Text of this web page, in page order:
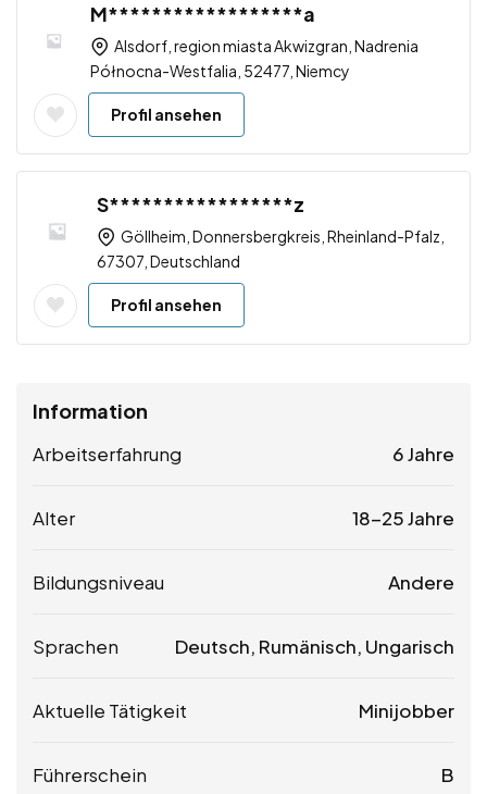
M******************a
Alsdorf, region miasta Akwizgran, Nadrenia
Północna-Westfalia, 52477, Niemcy
Profil ansehen
S*****************z
Göllheim, Donnersbergkreis, Rheinland-Pfalz,
67307, Deutschland
Profil ansehen
Information
Arbeitserfahrung 6 Jahre
Alter 18-25 Jahre
Bildungsniveau Andere
Sprachen Deutsch, Rumänisch, Ungarisch
Aktuelle Tätigkeit Minijobber
Führerschein B